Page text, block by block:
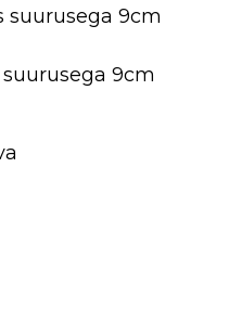
suurusega 9cm
suurusega 9cm